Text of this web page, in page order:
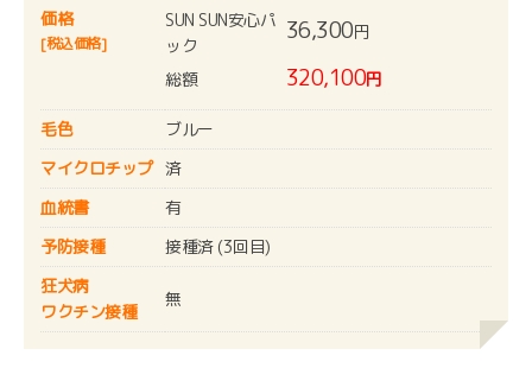
価格
[税込価格]
SUN SUN安心パ
ック
36,300円
総額 320,100円
毛色
ブルー
マイクロチップ 済
血統書
有
予防接種
接種済 (3回目)
狂犬病
ワクチン接種
無